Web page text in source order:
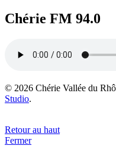
Chérie FM 94.0
© 2026 Chérie Vallée du
Studio.
Retour au haut
Fermer